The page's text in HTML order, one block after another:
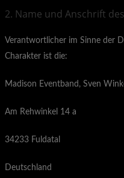
2. Name und Anschrift
Verantwortlicher im Sinne der
Charakter ist die:
Madison Eventband, Sven
Am Rehwinkel 14 a
34233 Fuldatal
Deutschland